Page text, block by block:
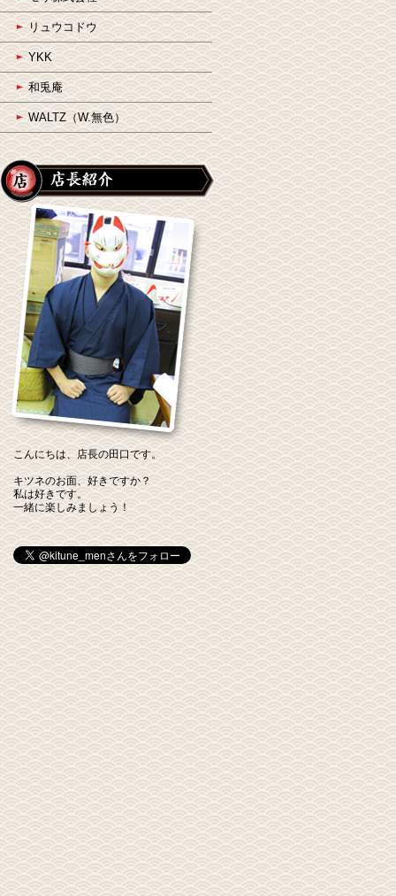
リュウコドウ
YKK
和兎庵
WALTZ（W.無色）
こんにちは、店長の田口です。
キツネのお面、好きですか？
私は好きです。
一緒に楽しみましょう！